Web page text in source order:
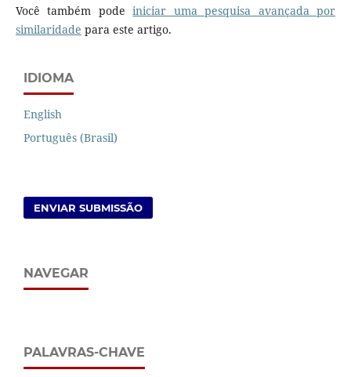
Você também podeiniciar uma pesquisa avançada por
similaridade para este artigo.
IDIOMA
English
Português (Brasil)
ENVIAR SUBMISSÃO
NAVEGAR
PALAVRAS-CHAVE